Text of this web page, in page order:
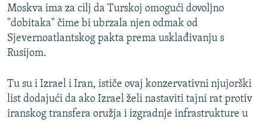
Moskva ima za cilj da Turskoj omogući dovoljno
"dobitaka" čime bi ubrzala njen odmak od
Sjevernoatlantskog pakta prema usklađivanju s
Rusijom.
Tu su i Izrael i Iran, ističe ovaj konzervativni njujorški
list dodajući da ako Izrael želi nastaviti tajni rat protiv
iranskog transfera oružja i izgradnje infrastrukture u